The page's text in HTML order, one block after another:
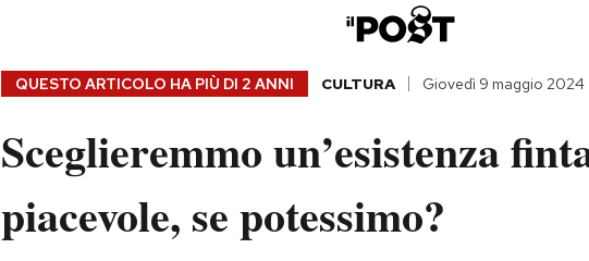
QUESTO ARTICOLO HA PIÙ DI 2 ANNI CULTURA Giovedì 9 maggio 2024
Sceglieremmo un’esistenza
piacevole, se potessimo?